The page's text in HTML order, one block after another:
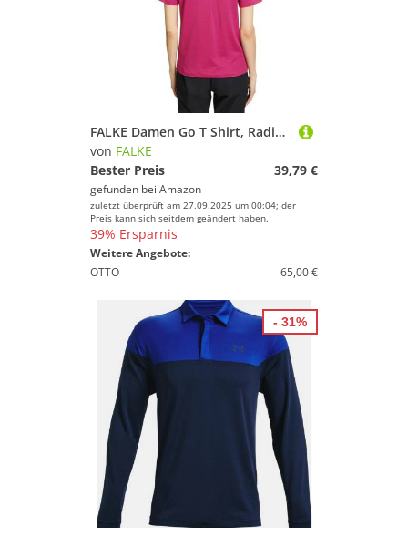
FALKE Damen Go T Shirt, Radiant Orchid, S EU
von FALKE
Bester Preis
39,79 €
gefunden bei Amazon
zuletzt überprüft am 27.09.2025 um 00:04; der
Preis kann sich seitdem geändert haben.
39% Ersparnis
Weitere Angebote:
OTTO
65,00 €
- 31%